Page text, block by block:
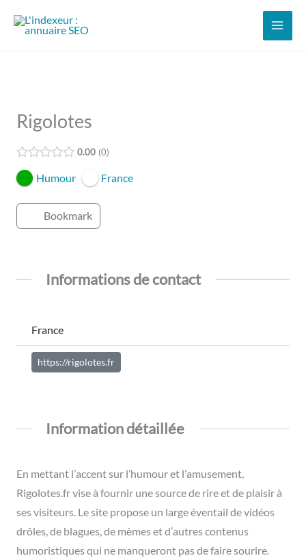
Rigolotes
0.00 0
Humour France
Bookmark
Informations de contact
France
https://rigolotes.fr
Information détaillée
En mettant l’accent sur l’humour et l’amusement,
Rigolotes.fr vise à fournir une source de rire et de plaisir à
ses visiteurs. Le site propose un large éventail de vidéos
drôles, de blagues, de mèmes et d’autres contenus
humoristiques qui ne manqueront pas de faire sourire.